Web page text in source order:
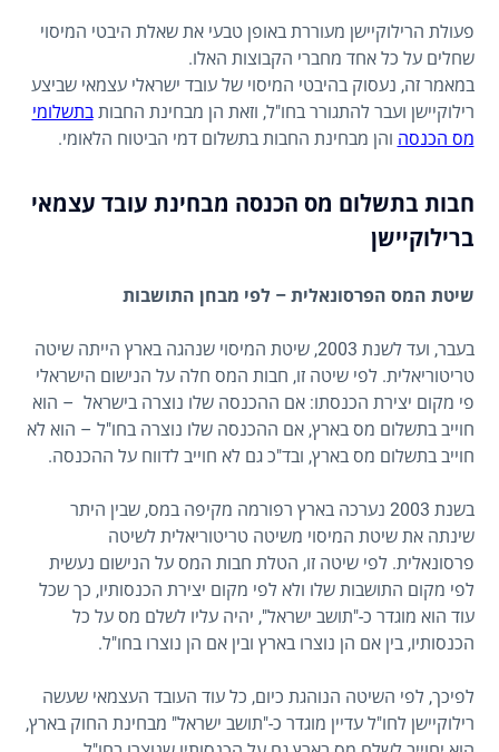
פעולת הרילוקיישן מעוררת באופן טבעי את שאלת היבטי המיסוי
שחלים על כל אחד מחברי הקבוצות האלו.
במאמר זה, נעסוק בהיבטי המיסוי של עובד ישראלי עצמאי שביצע
רילוקיישן ועבר להתגורר בחו"ל, וזאת הן מבחינת החבות בתשלומי
מס הכנסה והן מבחינת החבות בתשלום דמי הביטוח הלאומי.
חבות בתשלום מס הכנסה מבחינת עובד עצמאי
ברילוקיישן
שיטת המס הפרסונאלית – לפי מבחן התושבות
בעבר, ועד לשנת 2003, שיטת המיסוי שנהגה בארץ הייתה שיטה
טריטוריאלית. לפי שיטה זו, חבות המס חלה על הנישום הישראלי
פי מקום יצירת הכנסתו: אם ההכנסה שלו נוצרה בישראל – הוא
חוייב בתשלום מס בארץ, אם ההכנסה שלו נוצרה בחו"ל – הוא לא
חוייב בתשלום מס בארץ, ובד"כ גם לא חוייב לדווח על ההכנסה.
בשנת 2003 נערכה בארץ רפורמה מקיפה במס, שבין היתר
שינתה את שיטת המיסוי משיטה טריטוריאלית לשיטה
פרסונאלית. לפי שיטה זו, הטלת חבות המס על הנישום נעשית
לפי מקום התושבות שלו ולא לפי מקום יצירת הכנסותיו, כך שכל
עוד הוא מוגדר כ-"תושב ישראל", יהיה עליו לשלם מס על כל
הכנסותיו, בין אם הן נוצרו בארץ ובין אם הן נוצרו בחו"ל.
לפיכך, לפי השיטה הנוהגת כיום, כל עוד העובד העצמאי שעשה
רילוקיישן לחו"ל עדיין מוגדר כ-"תושב ישראל" מבחינת החוק בארץ,